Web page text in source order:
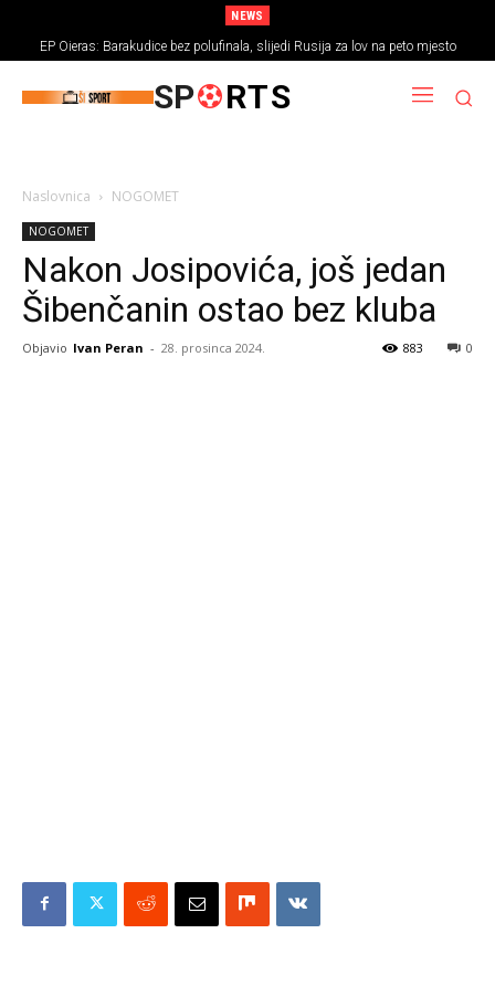
NEWS
EP Oieras: Barakudice bez polufinala, slijedi Rusija za lov na peto mjesto
SP RTS
Naslovnica NOGOMET
NOGOMET
Nakon Josipovića, još jedan
Šibenčanin ostao bez kluba
Objavio Ivan Peran - 28. prosinca 2024. 0
883